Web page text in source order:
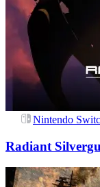
Nintendo
Radiant